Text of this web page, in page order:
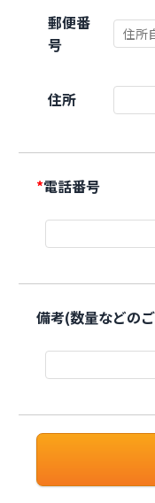
郵便番
号
住所
*電話番号
備考(数量などの